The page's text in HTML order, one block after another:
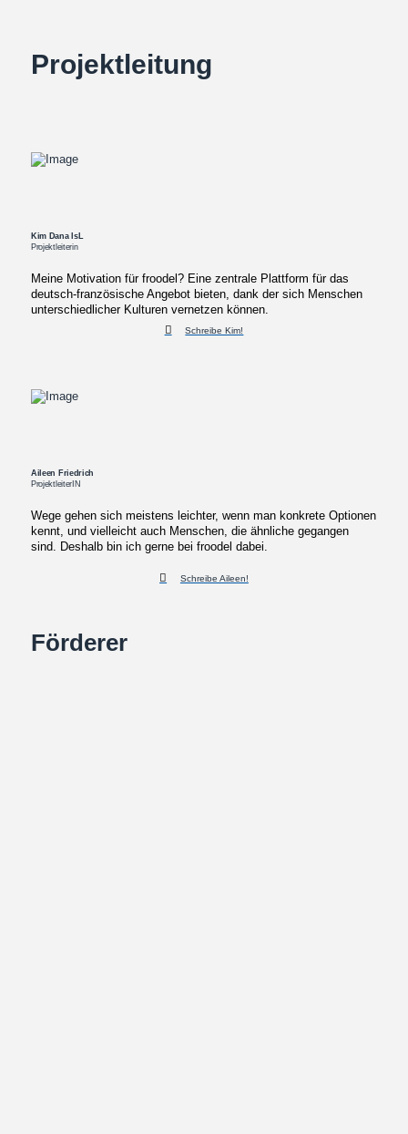
Projektleitung
Kim Dana IsL
Projektleiterin
Meine Motivation für froodel? Eine zentrale Plattform für das
deutsch-französische Angebot bieten, dank der sich Menschen
unterschiedlicher Kulturen vernetzen können.
Schreibe Kim!
Aileen Friedrich
ProjektleiterIN
Wege gehen sich meistens leichter, wenn man konkrete Optionen
kennt, und vielleicht auch Menschen, die ähnliche gegangen
sind. Deshalb bin ich gerne bei froodel dabei.
Schreibe Aileen!
Förderer